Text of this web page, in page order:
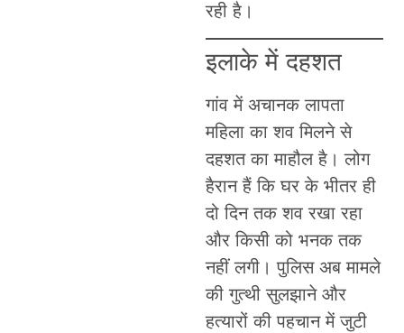
रही है।
इलाके में दहशत
गांव में अचानक लापता
महिला का शव मिलने से
दहशत का माहौल है। लोग
हैरान हैं कि घर के भीतर ही
दो दिन तक शव रखा रहा
और किसी को भनक तक
नहीं लगी। पुलिस अब मामले
की गुत्थी सुलझाने और
हत्यारों की पहचान में जुटी